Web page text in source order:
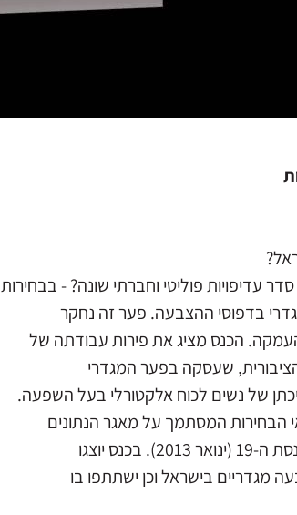
עדיפויות פוליטי וחברתי שונה? - בבחירות
הכנס מציג את פירות עבודתה של
שעסקה בפער המגדרי
של נשים לכוח אלקטורלי בעל השפעה.
הבחירות המסתמך על מאגר הנתונים
יוצגו
מגדריים בישראל וכן ישתתפו בו